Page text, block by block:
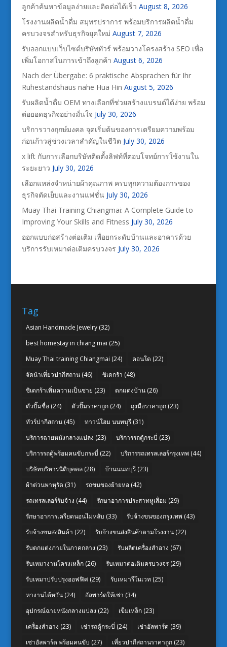
ลูกค้าค้นหาข้อมูลง่ายและติดต่อได้เร็ว August 8, 2026
โรงงานผลิตน้ำดื่ม สมุทรปราการ พร้อมบริการผลิตน้ำดื่ม
ครบวงจรสำหรับธุรกิจยุคใหม่ August 7, 2026
รับออกแบบเว็บไซต์บริษัททัวร์ พร้อมวางโครงสร้าง SEO เพื่อ
เพิ่มโอกาสในการเข้าถึงลูกค้า August 6, 2026
Nach der Übergabe: 6 praktische Absprachen für Ihr
Ruhestandshaus nahe Hua Hin August 5, 2026
รับผลิตน้ำดื่ม OEM ทางเลือกที่ช่วยสร้างแบรนด์ได้ง่าย พร้อม
ต่อยอดธุรกิจอย่างมั่นใจ July 30, 2026
บริการวางฤกษ์มงคล จุดเริ่มต้นของการเตรียมความพร้อม
ก่อนก้าวสู่ช่วงเวลาสำคัญในชีวิต July 30, 2026
x lift กับการเลือกบริษัทติดตั้งลิฟท์ที่ตอบโจทย์การใช้งานใน
ระยะยาว July 30, 2026
เลือกแหล่งจำหน่ายผ้าคุณภาพ ครบทุกความต้องการของ
ธุรกิจตัดเย็บและงานแฟชั่น July 30, 2026
Muay Thai Training Chiangmai: A Complete Guide to
Improving Your Skills and Fitness July 30, 2026
ออกแบบก่อสร้างต่อเติม เพื่อยกระดับบ้านและอาคารด้วย
บริการรับเหมาต่อเติมครบวงจร July 30, 2026
Tag
Asian Handmade Jewelry(32)
best homestay in chiang mai (25)
Muay Thai training Chiangmai (24) คอนโด (22)
จัดนำเที่ยวปากีสถาน(46) ซิเดกร้า (48)
ซิเดกร้าเพิ่มความเป็นชาย (23) ตกแต่งบ้าน(26)
ตัวปั๊มชื่อ(24) ตัวปั๊มราคาถูก(24) ถุงมือราคาถูก(23)
ทัวร์ปากีสถาน(45) ทาวน์โฮม นนทบุรี(31)
บริการฉายหนังกลางแปลง (23) บริการรถตู้กระบี่ (23)
บริการรถตู้พร้อมคนขับกระบี่ (22) บริการรถเทรลเลอร์กรุงเทพ (44)
บริษัทบริหารนิติบุคคล(28) บ้านนนทบุรี(23)
ผ้าต่วนพาหุรัด (31) รถขนของย้ายหอ(42)
รถเทรลเลอร์รับจ้าง (44) รักษาอาการประสาทหูเสื่อม (29)
รักษาอาการเครียดนอนไม่หลับ (33) รับจ้างขนของกรุงเทพ (43)
รับจ้างขนส่งสินค้า (22) รับจ้างขนส่งสินค้าตามโรงงาน(22)
รับตกแต่งภายในภาคกลาง (23) รับผลิตเครื่องสำอาง (67)
รับเหมางานโครงเหล็ก(26) รับเหมาต่อเติมครบวงจร(29)
รับเหมาปรับปรุงออฟฟิศ(29) รับเหมารีโนเวท (25)
หางานไต้หวัน(24) อัลพาร์ดให้เช่า (34)
อุปกรณ์ฉายหนังกลางแปลง (22) เข็มเหล็ก(23)
เครื่องสำอาง (23) เช่ารถตู้กระบี่ (24) เช่าอัลพาร์ด (39)
เช่าอัลพาร์ด พร้อมคนขับ (27) เที่ยวปากีสถานราคาถูก(23)